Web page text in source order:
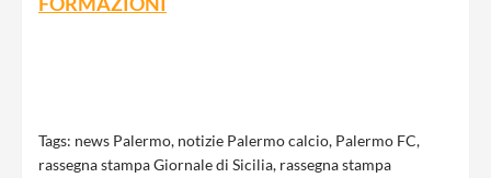
Tags: news Palermo, notizie Palermo calcio, Palermo FC,
rassegna stampa Giornale di Sicilia, rassegna stampa